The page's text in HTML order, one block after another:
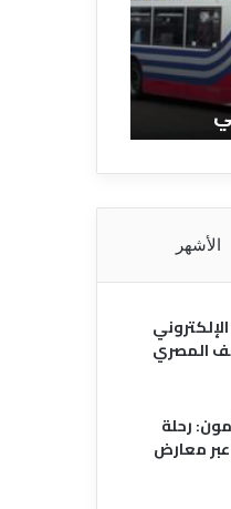
ل
ف
ن
ق
م
ر
ي
دليل الفنادق المصرية
الأشهر
المصري
رحلة
معارض